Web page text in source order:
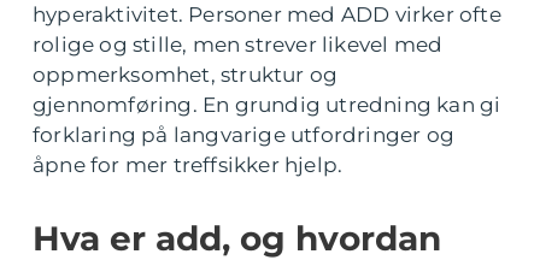
hyperaktivitet. Personer med ADD virker ofte
rolige og stille, men strever likevel med
oppmerksomhet, struktur og
gjennomføring. En grundig utredning kan gi
forklaring på langvarige utfordringer og
åpne for mer treffsikker hjelp.
Hva er add, og hvordan